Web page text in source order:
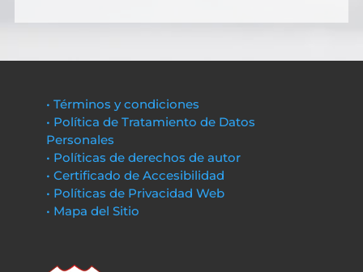
• Términos y condiciones
• Política de Tratamiento de Datos
Personales
• Políticas de derechos de autor
• Certificado de Accesibilidad
• Políticas de Privacidad Web
• Mapa del Sitio